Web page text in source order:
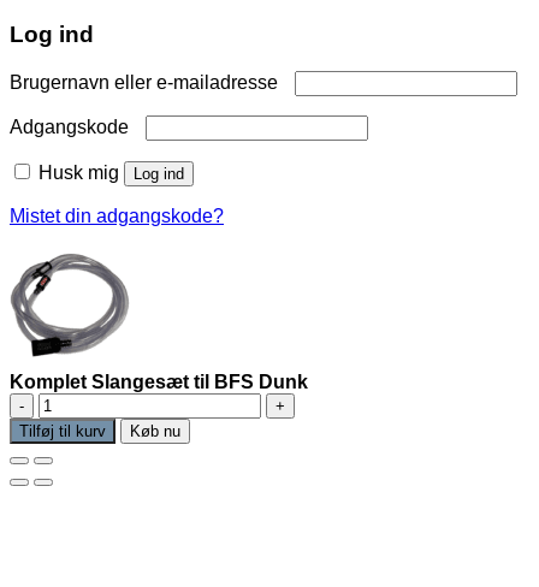
Log ind
Brugernavn eller e-mailadresse
Adgangskode
Husk mig Log ind
Mistet din adgangskode?
Komplet Slangesæt til BFS Dunk
Komplet
Slangesæt
til
BFS
Dunk
Tilføj til kurv Køb nu